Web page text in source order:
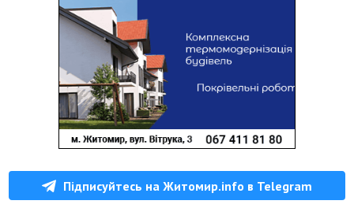
Підписуйтесь на Житомир.info в Telegram